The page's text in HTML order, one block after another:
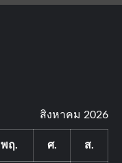
สิงหาคม 2026
พฤ. ศ. ส.